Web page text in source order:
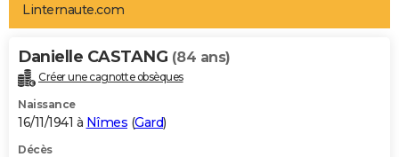
Art de vivre
Bien-être
Loisirs
Mode
Modes de vie
Alimentation
Guide de la santé
Maladies
Médicaments
Sommeil
VOYAGE
Destinations
City break
Voyage nature
Voyage de noces
Forum
Climat
+PHOTO
GUIDES D'ACHAT
Linternaute.com
Danielle CASTANG (84 ans)
Créer une cagnotte obsèques
Naissance
16/11/1941 à Nîmes (Gard)
Décès